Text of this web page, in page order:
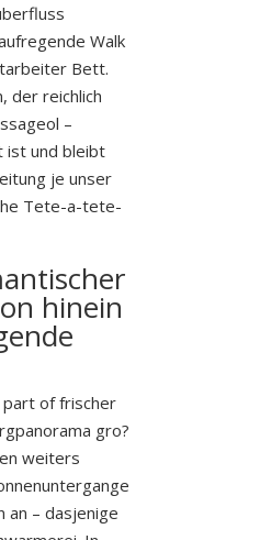
Walk
Bett.
der reichlich
–
und bleibt
je unser
Tete-a-tete-
hinein
part of frischer
gro?
weiters
an – dasjenige